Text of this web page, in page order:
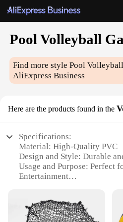
Pool Volleyball
Find more stylePool
AliExpress Business
Here are the products found in the
Specifications:
Material: High-Quality PVC
Design and Style: Durable
Usage and Purpose: Perfect
Entertainment
Parts and Accessories:
Poles, and Balls